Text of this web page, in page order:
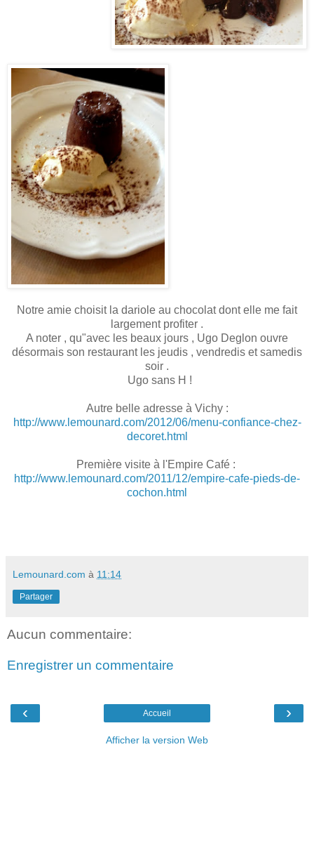
Notre amie choisit la dariole au chocolat dont elle me fait
largement profiter .
A noter , qu"avec les beaux jours , Ugo Deglon ouvre
désormais son restaurant les jeudis , vendredis et samedis
soir .
Ugo sans H !
Autre belle adresse à Vichy :
http://www.lemounard.com/2012/06/menu-confiance-chez-
decoret.html
Première visite à l'Empire Café :
http://www.lemounard.com/2011/12/empire-cafe-pieds-de-
cochon.html
Lemounard.com à 11:14
Partager
Aucun commentaire:
Enregistrer un commentaire
‹ ›
Accueil
Afficher la version Web